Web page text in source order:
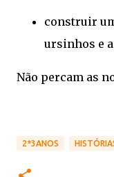
construir
ursinhos e
Não percam as
2*3ANOS